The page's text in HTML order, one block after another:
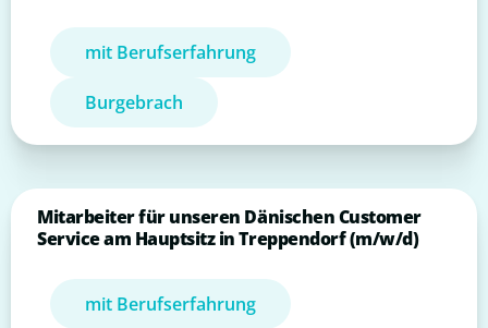
mit Berufserfahrung
Burgebrach
Mitarbeiter für unseren Dänischen Customer
Service am Hauptsitz in Treppendorf (m/w/d)
mit Berufserfahrung